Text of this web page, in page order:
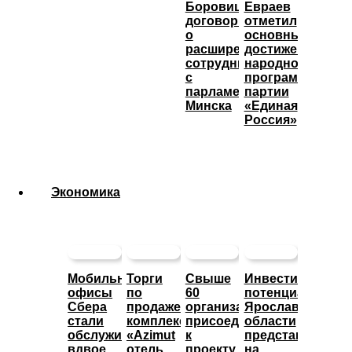
Боровицкий
договорился
о
расширении
сотрудничества
с
парламентом
Минска
Евраев
отметил
основные
достижения
народной
программы
партии
«Единая
Россия»
Экономика
Мобильные
офисы
Сбера
стали
обслуживать
Торги
по
продаже
комплекса
«Azimut
Свыше
60
организаций
присоединились
к
потенциал
Ярославской
области
представят